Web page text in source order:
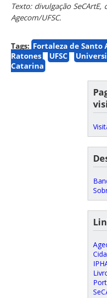
Texto: divulgação SeCArtE,
Agecom/UFSC.
Tags: Fortaleza de Santo
Ratones
UFSC
Catarina